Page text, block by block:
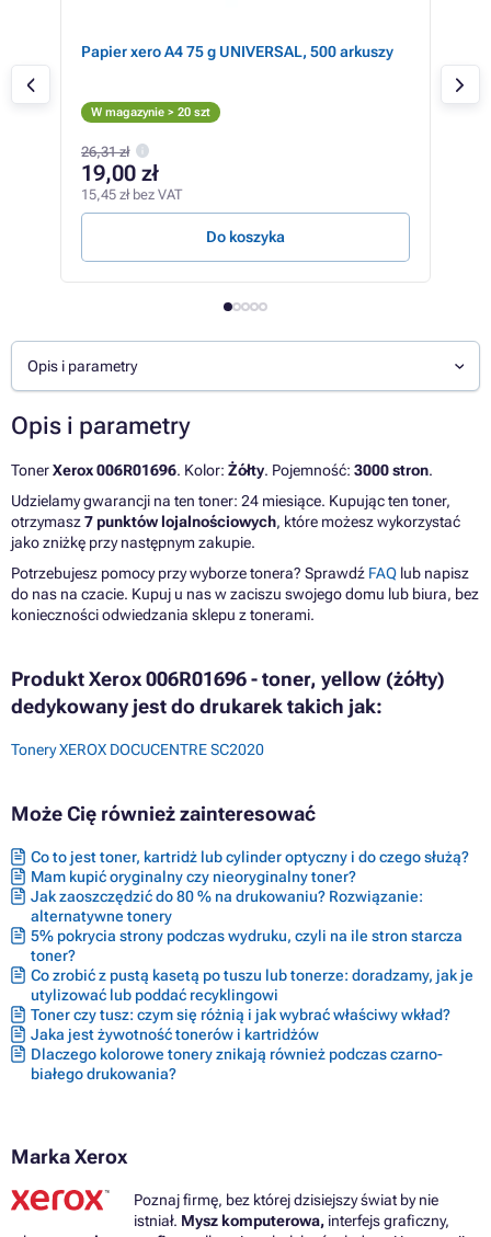
Papier xero A4 75 g UNIVERSAL, 500 arkuszy
W magazynie > 20 szt
26,31 zł
19,00 zł
15,45 zł bez VAT
Do koszyka
W
Opis i parametry
Opis i parametry
TonerXerox 006R01696. Kolor: Żółty. Pojemność: 3000 stron.
Udzielamy gwarancji na ten toner: 24 miesiące. Kupując ten toner,
otrzymasz7 punktów lojalnościowych, które możesz wykorzystać
jako zniżkę przy następnym zakupie.
Potrzebujesz pomocy przy wyborze tonera? Sprawdź FAQ lub napisz
do nas na czacie. Kupuj u nas w zaciszu swojego domu lub biura, bez
konieczności odwiedzania sklepu z tonerami.
Produkt Xerox 006R01696 - toner, yellow (żółty)
dedykowany jest do drukarek takich jak:
Tonery XEROX DOCUCENTRE SC2020
Może Cię również zainteresować
Co to jest toner, kartridż lub cylinder optyczny i do czego służą?
Mam kupić oryginalny czy nieoryginalny toner?
Jak zaoszczędzić do 80 % na drukowaniu? Rozwiązanie:
alternatywne tonery
5% pokrycia strony podczas wydruku, czyli na ile stron starcza
toner?
Co zrobić z pustą kasetą po tuszu lub tonerze: doradzamy, jak je
utylizować lub poddać recyklingowi
Toner czy tusz: czym się różnią i jak wybrać właściwy wkład?
Jaka jest żywotność tonerów i kartridżów
Dlaczego kolorowe tonery znikają również podczas czarno-
białego drukowania?
Marka Xerox
Poznaj firmę, bez której dzisiejszy świat by nie
istniał. Mysz komputerowa,interfejs graficzny,